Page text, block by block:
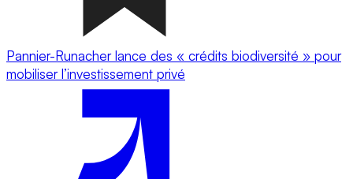
Pannier-Runacher lance des « crédits biodiversité » pour
mobiliser l’investissement privé